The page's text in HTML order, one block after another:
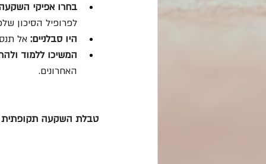
בחרו אפיקי
לפרופיל הסיכון
היו סבלניים: אל
המשיכו ללמוד
האחרונים.
טבלת השקעה תקופתית לדוגמה (10